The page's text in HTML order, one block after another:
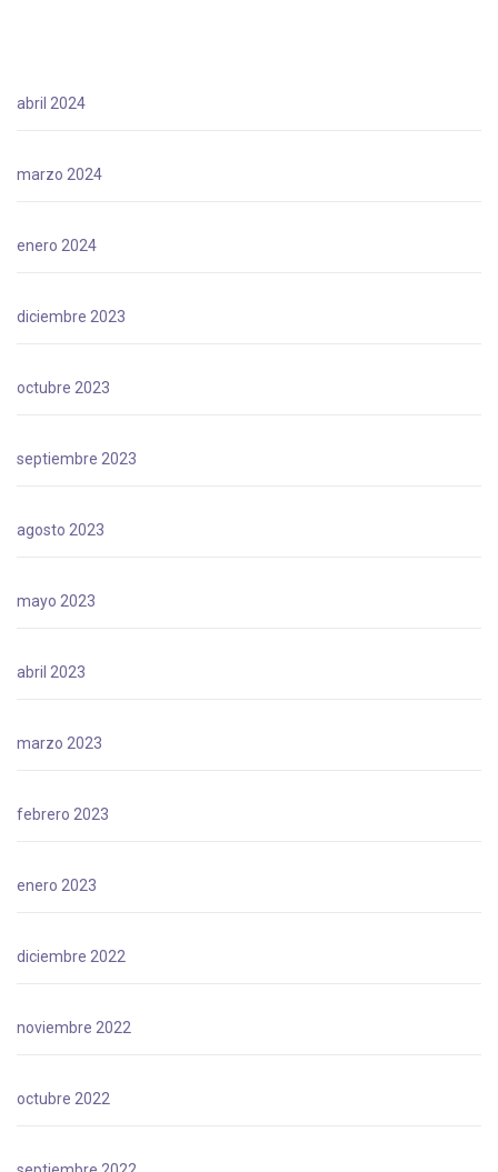
abril 2024
marzo 2024
enero 2024
diciembre 2023
octubre 2023
septiembre 2023
agosto 2023
mayo 2023
abril 2023
marzo 2023
febrero 2023
enero 2023
diciembre 2022
noviembre 2022
octubre 2022